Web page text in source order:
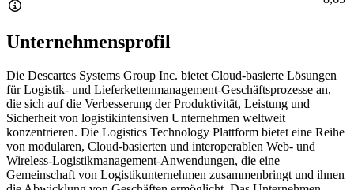
Unternehmensprofil
Die Descartes Systems Group Inc. bietet Cloud-basierte Lösungen
für Logistik- und Lieferkettenmanagement-Geschäftsprozesse an,
die sich auf die Verbesserung der Produktivität, Leistung und
Sicherheit von logistikintensiven Unternehmen weltweit
konzentrieren. Die Logistics Technology Plattform bietet eine Reihe
von modularen, Cloud-basierten und interoperablen Web- und
Wireless-Logistikmanagement-Anwendungen, die eine
Gemeinschaft von Logistikunternehmen zusammenbringt und ihnen